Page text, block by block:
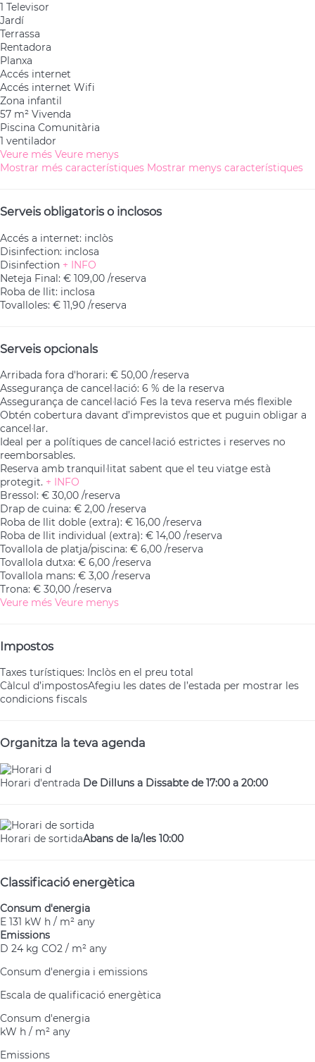
1 Televisor
Jardí
Terrassa
Rentadora
Planxa
Accés internet
Accés internet Wifi
Zona infantil
57 m² Vivenda
Piscina Comunitària
1 ventilador
Veure més Veure menys
Mostrar més característiques Mostrar menys característiques
Serveis obligatoris o inclosos
Accés a internet: inclòs
Disinfection: inclosa
Disinfection + INFO
Neteja Final: € 109,00 /reserva
Roba de llit: inclosa
Tovalloles: € 11,90 /reserva
Serveis opcionals
Arribada fora d'horari: € 50,00 /reserva
Assegurança de cancel·lació: 6 % de la reserva
Assegurança de cancel·lació Fes la teva reserva més flexible
Obtén cobertura davant d’imprevistos que et puguin obligar a
cancel·lar.
Ideal per a polítiques de cancel·lació estrictes i reserves no
reemborsables.
Reserva amb tranquil·litat sabent que el teu viatge està
protegit. + INFO
Bressol: € 30,00 /reserva
Drap de cuina: € 2,00 /reserva
Roba de llit doble (extra): € 16,00 /reserva
Roba de llit individual (extra): € 14,00 /reserva
Tovallola de platja/piscina: € 6,00 /reserva
Tovallola dutxa: € 6,00 /reserva
Tovallola mans: € 3,00 /reserva
Trona: € 30,00 /reserva
Veure més Veure menys
Impostos
Taxes turístiques: Inclòs en el preu total
Càlcul d’impostosAfegiu les dates de l’estada per mostrar les
condicions fiscals
Organitza la teva agenda
Horari d'entrada De Dilluns a Dissabte de 17:00 a 20:00
Horari de sortidaAbans de la/les 10:00
Classificació energètica
Consum d'energia
E 131 kW h / m² any
Emissions
D 24 kg CO2 / m² any
Consum d'energia i emissions
Escala de qualificació energètica
Consum d'energia
kW h / m² any
Emissions